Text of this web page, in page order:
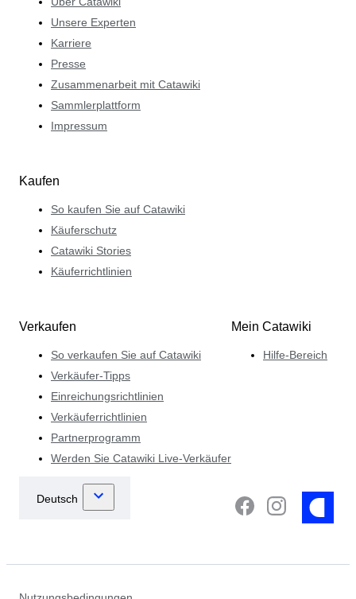
Unsere Experten
Karriere
Presse
Zusammenarbeit mit Catawiki
Sammlerplattform
Impressum
Kaufen
So kaufen Sie auf Catawiki
Käuferschutz
Catawiki Stories
Käuferrichtlinien
Verkaufen
So verkaufen Sie auf Catawiki
Verkäufer-Tipps
Einreichungsrichtlinien
Verkäuferrichtlinien
Partnerprogramm
Werden Sie Catawiki Live-Verkäufer
Mein Catawiki
Hilfe-Bereich